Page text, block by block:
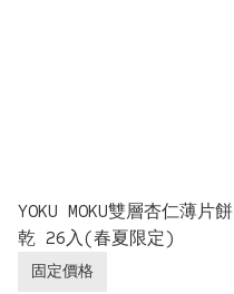
YOKU MOKU雙層杏仁薄片餅
乾 26入(春夏限定)
固定價格